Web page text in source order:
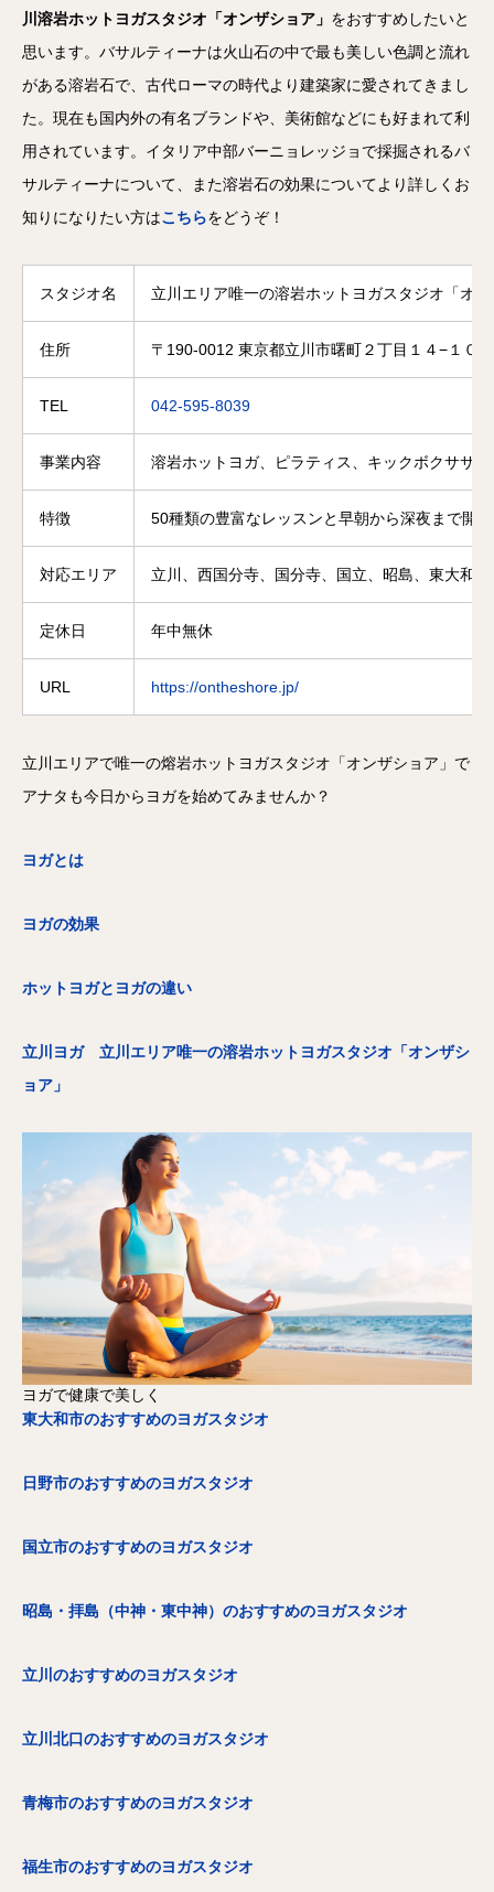
川溶岩ホットヨガスタジオ「オンザショア」 をおすすめしたいと
思います。バサルティーナは火山石の中で最も美しい色調と流れ
がある溶岩石で、古代ローマの時代より建築家に愛されてきまし
た。現在も国内外の有名ブランドや、美術館などにも好まれて利
用されています。イタリア中部バーニョレッジョで採掘されるバ
サルティーナについて、また溶岩石の効果についてより詳しくお
知りになりたい方はこちらをどうぞ！
スタジオ名 立川エリア唯一の溶岩ホットヨガスタジオ「オ
住所 〒190-0012 東京都立川市曙町２丁目１４−１０
TEL 042-595-8039
事業内容 溶岩ホットヨガ、ピラティス、キックボクササ
特徴 50種類の豊富なレッスンと早朝から深夜まで開
対応エリア 立川、西国分寺、国分寺、国立、昭島、東大和
定休日 年中無休
URL https://ontheshore.jp/
立川エリアで唯一の熔岩ホットヨガスタジオ「オンザショア」で
アナタも今日からヨガを始めてみませんか？
ヨガとは
ヨガの効果
ホットヨガとヨガの違い
立川ヨガ 立川エリア唯一の溶岩ホットヨガスタジオ「オンザシ
ョア」
ヨガで健康で美しく
東大和市のおすすめのヨガスタジオ
日野市のおすすめのヨガスタジオ
国立市のおすすめのヨガスタジオ
昭島・拝島（中神・東中神）のおすすめのヨガスタジオ
立川のおすすめのヨガスタジオ
立川北口のおすすめのヨガスタジオ
青梅市のおすすめのヨガスタジオ
福生市のおすすめのヨガスタジオ